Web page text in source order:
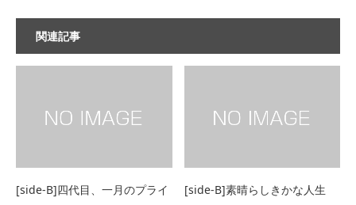
関連記事
[side-B]四代目、一月のプライ
[side-B]素晴らしきかな人生